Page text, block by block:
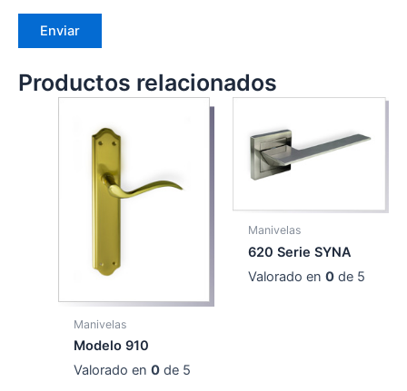
Productos relacionados
Manivelas
Modelo 910
Valorado en0 de 5
Manivelas
620 Serie SYNA
Valorado en0 de 5